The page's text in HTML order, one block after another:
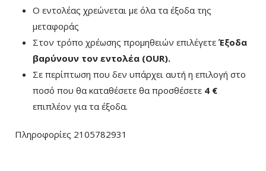
Ο εντολέας χρεώνεται με όλα τα έξοδα της
μεταφοράς
Στον τρόπο χρέωσης προμηθειών επιλέγετε Έξοδα
βαρύνουν τον εντολέα (ΟUR).
Σε περίπτωση που δεν υπάρχει αυτή η επιλογή στο
ποσό που θα καταθέσετε θα προσθέσετε 4 €
επιπλέον για τα έξοδα.
Πληροφορίες 2105782931